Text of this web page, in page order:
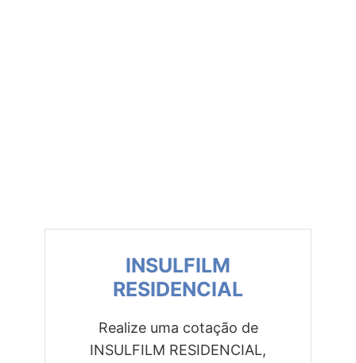
INSULFILM
RESIDENCIAL
Realize uma cotação de
INSULFILM RESIDENCIAL,